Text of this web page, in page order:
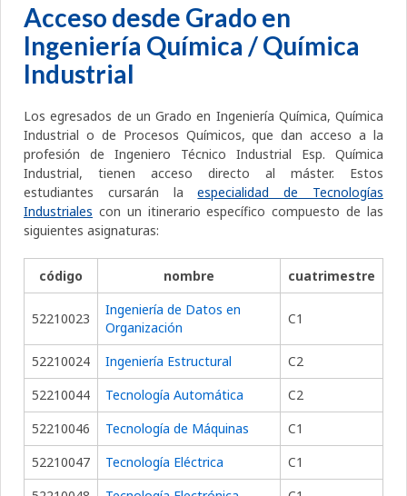
Acceso desde Grado en
Ingeniería Química / Química
Industrial
Los egresados de un Grado en Ingeniería Química, Química
Industrial o de Procesos Químicos, que dan acceso a la
profesión de Ingeniero Técnico Industrial Esp. Química
Industrial, tienen acceso directo al máster. Estos
estudiantes cursarán laespecialidad de Tecnologías
Industriales con un itinerario específico compuesto de las
siguientes asignaturas:
código nombre cuatrimestre
52210023
Ingeniería de Datos en
Organización
C1
52210024 Ingeniería Estructural
C2
52210044
Tecnología Automática
C2
52210046
Tecnología de Máquinas
C1
52210047
Tecnología Eléctrica
C1